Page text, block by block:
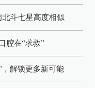
斗七星高度相似
腔在“求救”
，解锁更多新可能